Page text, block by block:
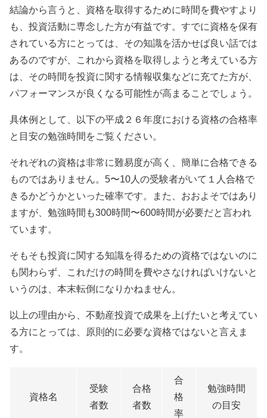
結論から言うと、資格を取得するために時間を費やすより
も、投資活動に専念した方が有益です。すでに資格を保有
されている方にとっては、その知識を活かせば良い話では
あるのですが、これから資格を取得しようと考えている方
は、その時間を投資に関する情報収集などに充てた方が、
パフォーマンスが良くなる可能性が高まることでしょう。
具体例として、以下の平成２６年度における資格の合格率
と目安の勉強時間をご覧ください。
それぞれの資格は非常に難易度が高く、簡単に合格できる
ものではありません。 5〜10 人の受験者がいて１人合格で
きるかどうかといった確率です。また、おおよそではあり
ますが、勉強時間も300時間〜600時間が必要だと言われ
ています。
そもそも投資に関する知識を得るための資格ではないのに
も関わらず、これだけの時間を費やさなければいけないと
いうのは、本末転倒になりかねません。
以上の理由から、不動産投資で成果を上げたいと考えてい
る方にとっては、原則的に必要な資格ではないと言えま
す。
資格名
受験
者数
合格
者数
合
格
率
勉強時間
の目安